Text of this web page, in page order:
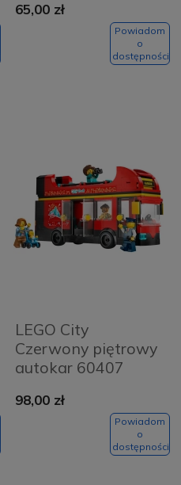
65,00 zł
Powiadom
o
dostępności
LEGO City
Czerwony piętrowy
autokar 60407
98,00 zł
Powiadom
o
dostępności